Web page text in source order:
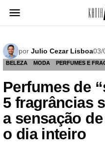
para
por Julio Cezar Lisboa03/
BELEZA MODA PERFUMES E
Perfumes de
5 fragrâncias
a sensação
o dia inteiro